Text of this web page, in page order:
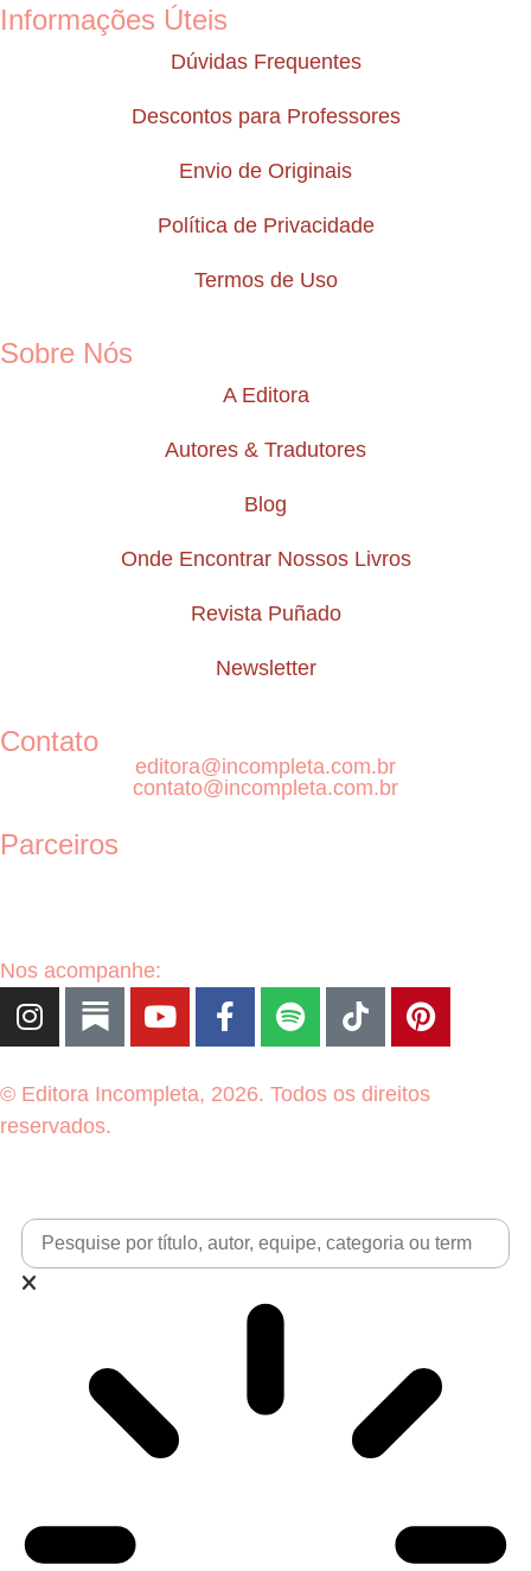
Informações Úteis
Dúvidas Frequentes
Descontos para Professores
Envio de Originais
Política de Privacidade
Termos de Uso
Sobre Nós
A Editora
Autores & Tradutores
Blog
Onde Encontrar Nossos Livros
Revista Puñado
Newsletter
Contato
editora@incompleta.com.br
contato@incompleta.com.br
Parceiros
Nos acompanhe:
© Editora Incompleta, 2026. Todos os direitos
reservados.